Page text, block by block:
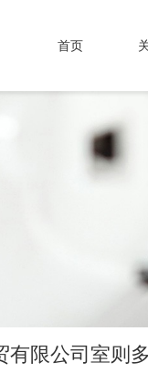
首页
有限公司室则